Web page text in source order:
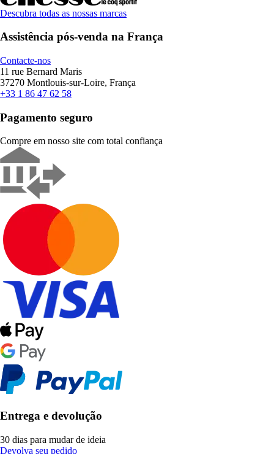
Descubra todas as nossas marcas
Assistência pós-venda na França
Contacte-nos
11 rue Bernard Maris
37270 Montlouis-sur-Loire, França
+33 1 86 47 62 58
Pagamento seguro
Compre em nosso site com total confiança
Entrega e devolução
30 dias para mudar de ideia
Devolva seu pedido